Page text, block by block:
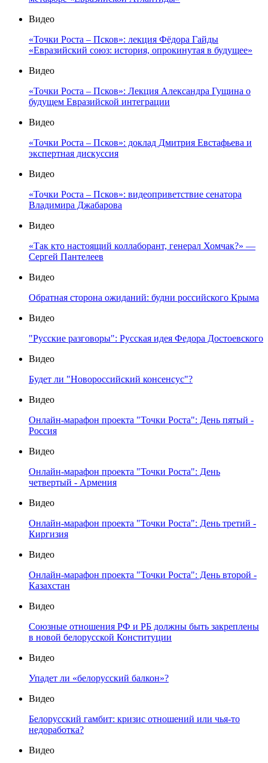
Видео
«Точки Роста – Псков»: лекция Фёдора Гайды
«Евразийский союз: история, опрокинутая в будущее»
Видео
«Точки Роста – Псков»: Лекция Александра Гущина о
будущем Евразийской интеграции
Видео
«Точки Роста – Псков»: доклад Дмитрия Евстафьева и
экспертная дискуссия
Видео
«Точки Роста – Псков»: видеоприветствие сенатора
Владимира Джабарова
Видео
«Так кто настоящий коллаборант, генерал Хомчак?» —
Сергей Пантелеев
Видео
Обратная сторона ожиданий: будни российского Крыма
Видео
"Русские разговоры": Русская идея Федора Достоевского
Видео
Будет ли "Новороссийский консенсус"?
Видео
Онлайн-марафон проекта "Точки Роста": День пятый -
Россия
Видео
Онлайн-марафон проекта "Точки Роста": День
четвертый - Армения
Видео
Онлайн-марафон проекта "Точки Роста": День третий -
Киргизия
Видео
Онлайн-марафон проекта "Точки Роста": День второй -
Казахстан
Видео
Союзные отношения РФ и РБ должны быть закреплены
в новой белорусской Конституции
Видео
Упадет ли «белорусский балкон»?
Видео
Белорусский гамбит: кризис отношений или чья-то
недоработка?
Видео